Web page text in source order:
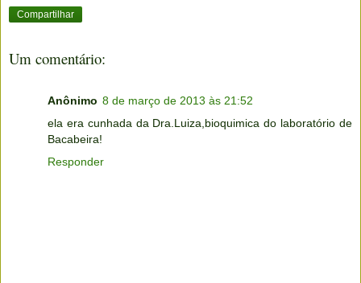
Compartilhar
Um comentário:
Anônimo 8 de março de 2013 às 21:52
ela era cunhada da Dra.Luiza,bioquimica do laboratório de
Bacabeira!
Responder